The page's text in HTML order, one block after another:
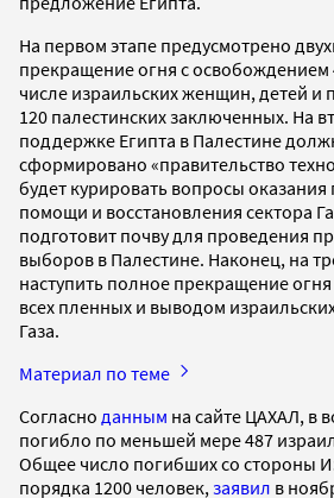
На первом этапе предусмотрено
прекращение огня с освобождением
числе израильских женщин, детей
120 палестинских заключенных. На
поддержке Египта в Палестине
сформировано «правительство
будет курировать вопросы оказания
помощи и восстановления сектора
подготовит почву для проведения
выборов в Палестине. Наконец, на
наступить полное прекращение
всех пленных и выводом
Газа.
Материал по теме
Согласно данным на сайте ЦАХАЛ, в
погибло по меньшей мере 487
Общее число погибших со стороны
порядка 1200 человек, заявил в